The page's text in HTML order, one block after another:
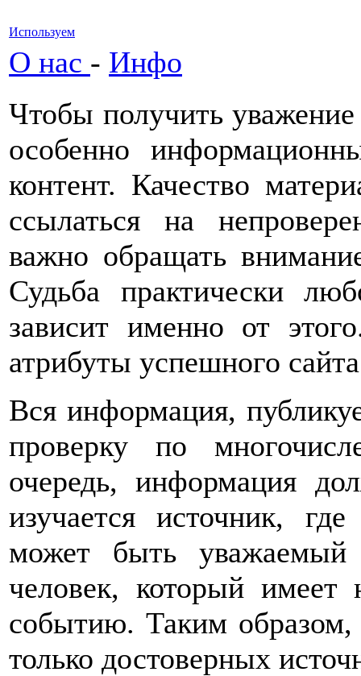
Используем
О нас - Инфо
Чтобы получить
особенно
контент. Качество
ссылаться на
важно обращать
Судьба практически
зависит именно от
атрибуты успешного
Вся информация,
проверку по
очередь, информация
изучается источник,
может быть
человек, который имеет
событию. Таким образом,
только достоверных